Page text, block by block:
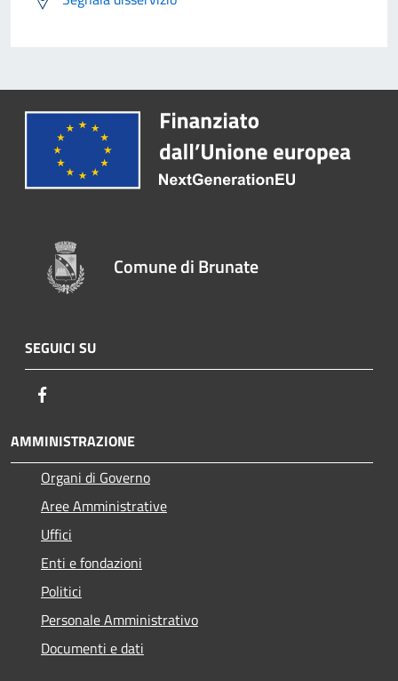
Comune di Brunate
SEGUICI SU
AMMINISTRAZIONE
Organi di Governo
Aree Amministrative
Uffici
Enti e fondazioni
Politici
Personale Amministrativo
Documenti e dati